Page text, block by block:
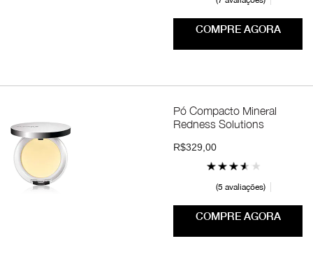
COMPRE AGORA
Pó Compacto Mineral
Redness Solutions
R$329,00
5 avaliações
COMPRE AGORA